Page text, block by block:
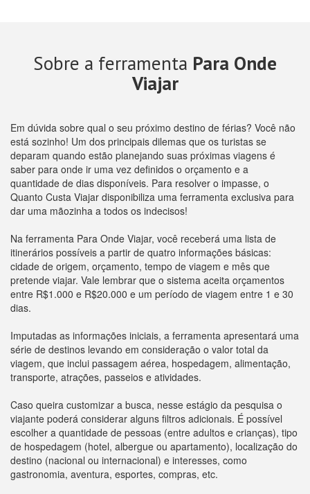
Sobre a ferramenta Para Onde
Viajar
Em dúvida sobre qual o seu próximo destino de férias? Você não
está sozinho! Um dos principais dilemas que os turistas se
deparam quando estão planejando suas próximas viagens é
saber para onde ir uma vez definidos o orçamento e a
quantidade de dias disponíveis. Para resolver o impasse, o
Quanto Custa Viajar disponibiliza uma ferramenta exclusiva para
dar uma mãozinha a todos os indecisos!
Na ferramenta Para Onde Viajar, você receberá uma lista de
itinerários possíveis a partir de quatro informações básicas:
cidade de origem, orçamento, tempo de viagem e mês que
pretende viajar. Vale lembrar que o sistema aceita orçamentos
entre R$1.000 e R$20.000 e um período de viagem entre 1 e 30
dias.
Imputadas as informações iniciais, a ferramenta apresentará uma
série de destinos levando em consideração o valor total da
viagem, que inclui passagem aérea, hospedagem, alimentação,
transporte, atrações, passeios e atividades.
Caso queira customizar a busca, nesse estágio da pesquisa o
viajante poderá considerar alguns filtros adicionais. É possível
escolher a quantidade de pessoas (entre adultos e crianças), tipo
de hospedagem (hotel, albergue ou apartamento), localização do
destino (nacional ou internacional) e interesses, como
gastronomia, aventura, esportes, compras, etc.